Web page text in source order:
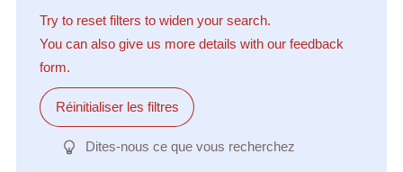
Try to reset filters to widen your search.
You can also give us more details with our feedback
form.
Réinitialiser les filtres
Dites-nous ce que vous recherchez